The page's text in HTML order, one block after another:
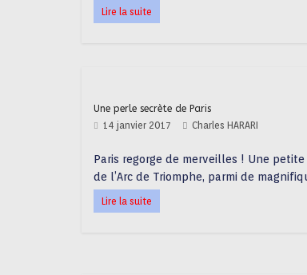
Lire la suite
Une perle secrète de Paris
14 janvier 2017 Charles HARARI
Paris regorge de merveilles ! Une
de l’Arc de Triomphe, parmi de
Lire la suite